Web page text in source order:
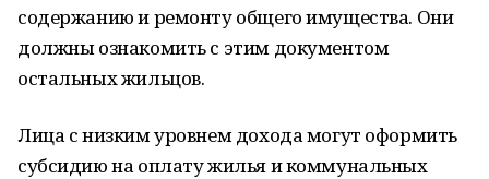
содержанию и ремонту общего имущества. Они
должны ознакомить с этим документом
остальных жильцов.
Лица с низким уровнем дохода могут оформить
субсидию на оплату жилья и коммунальных